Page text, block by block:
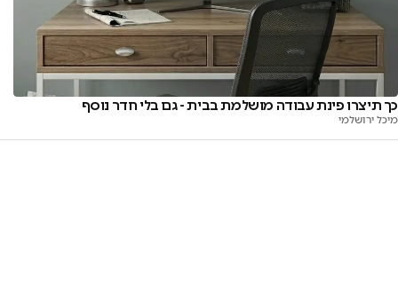
כך תיצרו פינת עבודה מושלמת בבית - גם בלי חדר נוסף
מיכל ירושלמי